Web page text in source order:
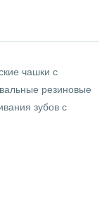
чашки с
резиновые
зубов с